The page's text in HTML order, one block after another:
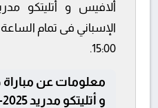
ألافيس و أتليتكو
15:00.
معلومات عن مباراة
و أتليتكو مدريد 2025-05-03